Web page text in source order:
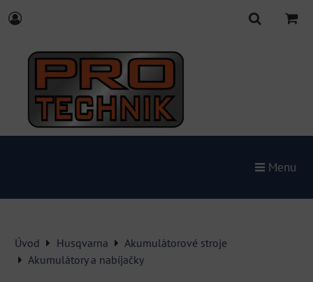
Menu
Úvod Husqvarna
Akumulátorové stroje
Akumulátory a nabíjačky